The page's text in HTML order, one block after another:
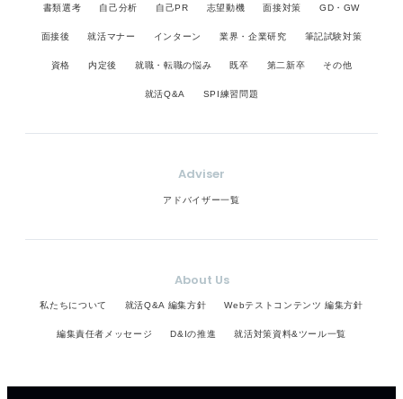
書類選考 自己分析 自己PR 志望動機 面接対策 GD・GW
面接後 就活マナー インターン 業界・企業研究 筆記試験対策
資格 内定後 就職・転職の悩み 既卒 第二新卒 その他
就活Q&A SPI練習問題
Adviser
アドバイザー一覧
About Us
私たちについて 就活Q&A 編集方針 Webテストコンテンツ 編集方針
編集責任者メッセージ D&Iの推進 就活対策資料&ツール一覧